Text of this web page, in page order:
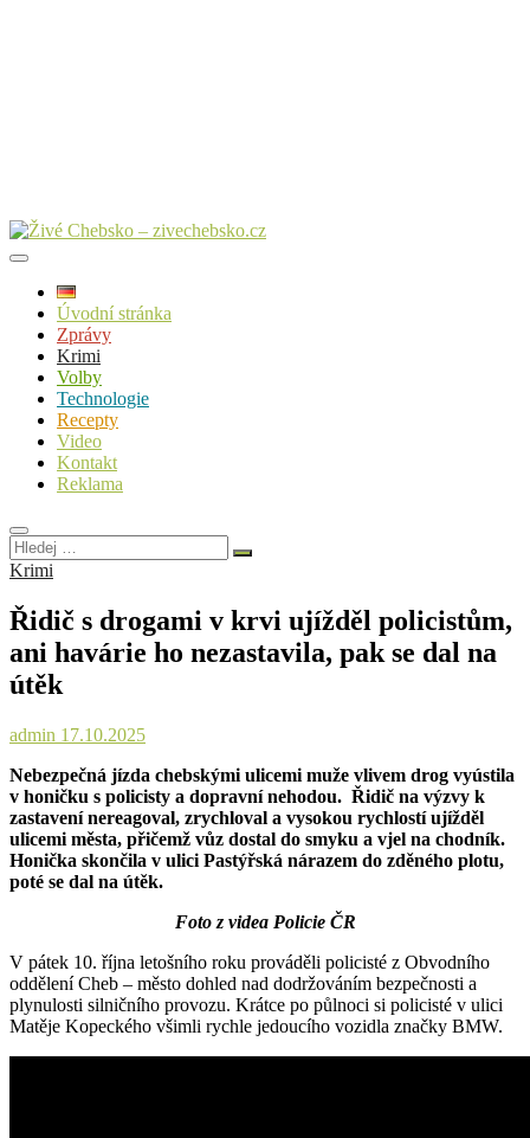
Úvodní stránka
Zprávy
Krimi
Volby
Technologie
Recepty
Video
Kontakt
Reklama
Hledej
…
Krimi
Řidič s drogami v krvi ujížděl policistům,
ani havárie ho nezastavila, pak se dal na
útěk
admin 17.10.2025
Nebezpečná jízda chebskými ulicemi muže vlivem drog vyústila
v honičku s policisty a dopravní nehodou. Řidič na výzvy k
zastavení nereagoval, zrychloval a vysokou rychlostí ujížděl
ulicemi města, přičemž vůz dostal do smyku a vjel na chodník.
Honička skončila v ulici Pastýřská nárazem do zděného plotu,
poté se dal na útěk.
Foto z videa Policie ČR
V pátek 10. října letošního roku prováděli policisté z Obvodního
oddělení Cheb – město dohled nad dodržováním bezpečnosti a
plynulosti silničního provozu. Krátce po půlnoci si policisté v ulici
Matěje Kopeckého všimli rychle jedoucího vozidla značky BMW.